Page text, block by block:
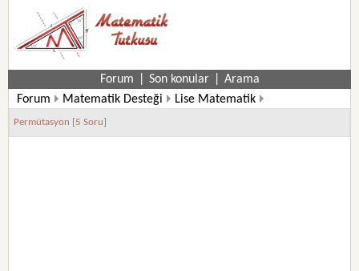
Forum Son konular
Arama
Forum
Matematik Desteği Lise Matematik
Permütasyon [5 Soru]